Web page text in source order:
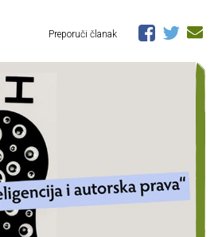
Preporuči članak